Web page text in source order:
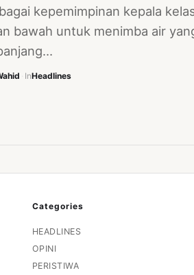
kepemimpinan kepala
bawah untuk menimba air
InHeadlines
Categories
HEADLINES
OPINI
PERISTIWA